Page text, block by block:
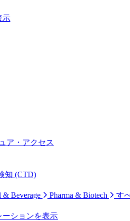
示
ア・アクセス
知 (CTD)
& Beverage Pharma & Biotech
す
ションを表示